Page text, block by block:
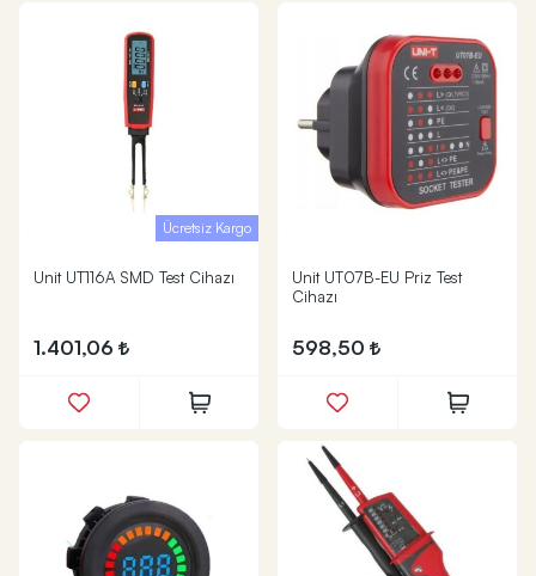
Ücretsiz Kargo
Unit UT116A SMD Test Cihazı
1.401,06
Unit UT07B-EU Priz Test
Cihazı
598,50